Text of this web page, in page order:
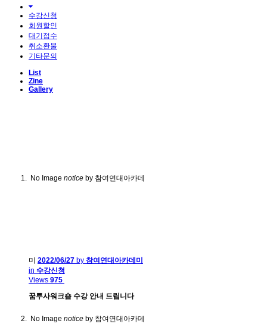
수강신청
회원할인
대기접수
취소환불
기타문의
List
Zine
Gallery
No Image notice by 참여연대아카데
미 2022/06/27 by 참여연대아카데미
in 수강신청
Views 975
꿈투사워크숍 수강 안내 드립니다
No Image notice by 참여연대아카데